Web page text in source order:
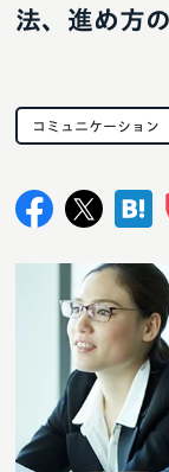
法、進め方
コミュニケーション